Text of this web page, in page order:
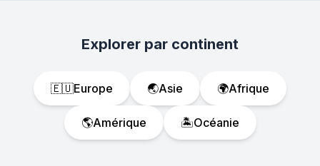
Explorer par continent
🇪🇺Europe 🌏Asie 🌍Afrique
🌎Amérique 🏝️Océanie